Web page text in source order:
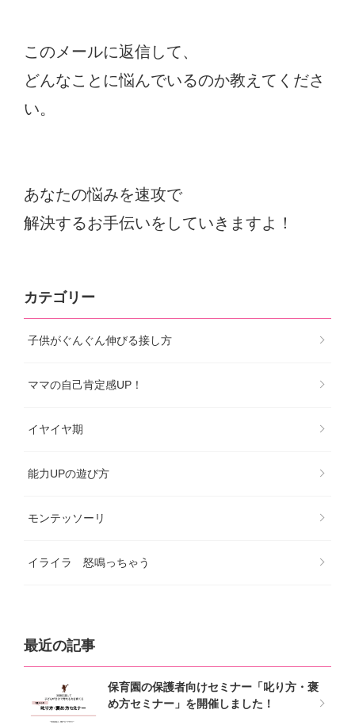
このメールに返信して、
どんなことに悩んでいるのか教えてくださ
い。
あなたの悩みを速攻で
解決するお手伝いをしていきますよ！
カテゴリー
子供がぐんぐん伸びる接し方
ママの自己肯定感UP！
イヤイヤ期
能力UPの遊び方
モンテッソーリ
イライラ 怒鳴っちゃう
最近の記事
保育園の保護者向けセミナー「叱り方・褒
め方セミナー」を開催しました！